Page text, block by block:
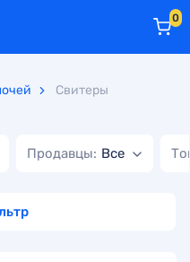
0
Свитеры
Продавцы: Все